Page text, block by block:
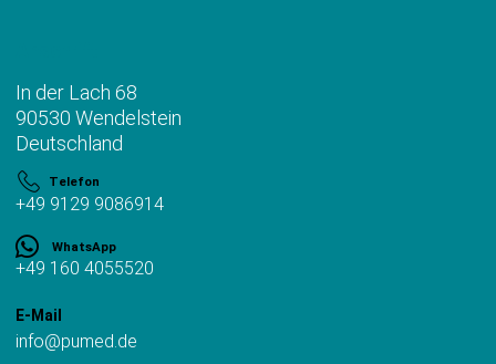
In der Lach 68
90530 Wendelstein
Deutschland
Telefon
+49 9129 9086914
WhatsApp
+49 160 4055520
E-Mail
info@pumed.de